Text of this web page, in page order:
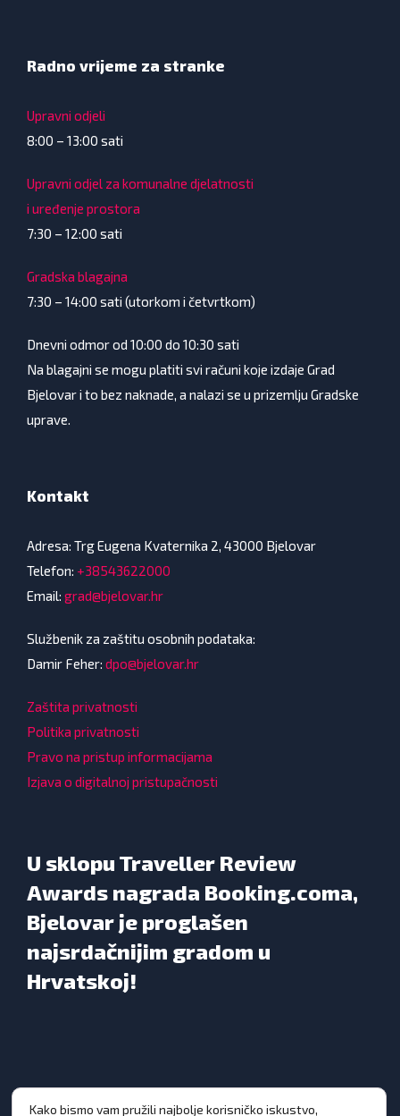
Radno vrijeme za stranke
Upravni odjeli
8:00 – 13:00 sati
Upravni odjel za komunalne djelatnosti
i uređenje prostora
7:30 – 12:00 sati
Gradska blagajna
7:30 – 14:00 sati (utorkom i četvrtkom)
Dnevni odmor od 10:00 do 10:30 sati
Na blagajni se mogu platiti svi računi koje izdaje Grad
Bjelovar i to bez naknade, a nalazi se u prizemlju Gradske
uprave.
Kontakt
Adresa: Trg Eugena Kvaternika 2, 43000 Bjelovar
Telefon: +38543622000
Email: grad@bjelovar.hr
Službenik za zaštitu osobnih podataka:
Damir Feher: dpo@bjelovar.hr
Zaštita privatnosti
Politika privatnosti
Pravo na pristup informacijama
Izjava o digitalnoj pristupačnosti
U sklopu Traveller Review
Awards nagrada Booking.coma,
Bjelovar je proglašen
najsrdačnijim gradom u
Hrvatskoj!
Kako bismo vam pružili najbolje korisničko iskustvo,